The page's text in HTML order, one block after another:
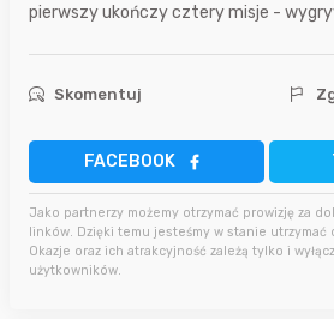
pierwszy ukończy cztery misje -
Skomentuj
FACEBOOK
Jako partnerzy możemy otrzymać prowizję za
linków. Dzięki temu jesteśmy w stanie utrzymać
Okazje oraz ich atrakcyjność zależą tylko i
użytkowników.